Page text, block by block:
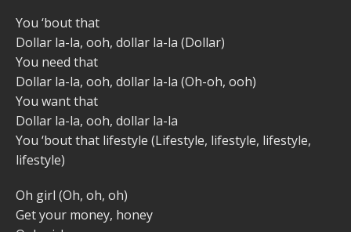
You ‘bout that
Dollar la-la, ooh, dollar la-la (Dollar)
You need that
Dollar la-la, ooh, dollar la-la (Oh-oh, ooh)
You want that
Dollar la-la, ooh, dollar la-la
You ‘bout that lifestyle (Lifestyle, lifestyle, lifestyle,
lifestyle)
Oh girl (Oh, oh, oh)
Get your money, honey